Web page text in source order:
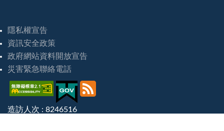
隱私權宣告
資訊安全政策
政府網站資料開放宣告
災害緊急聯絡電話
造訪人次 : 8246516